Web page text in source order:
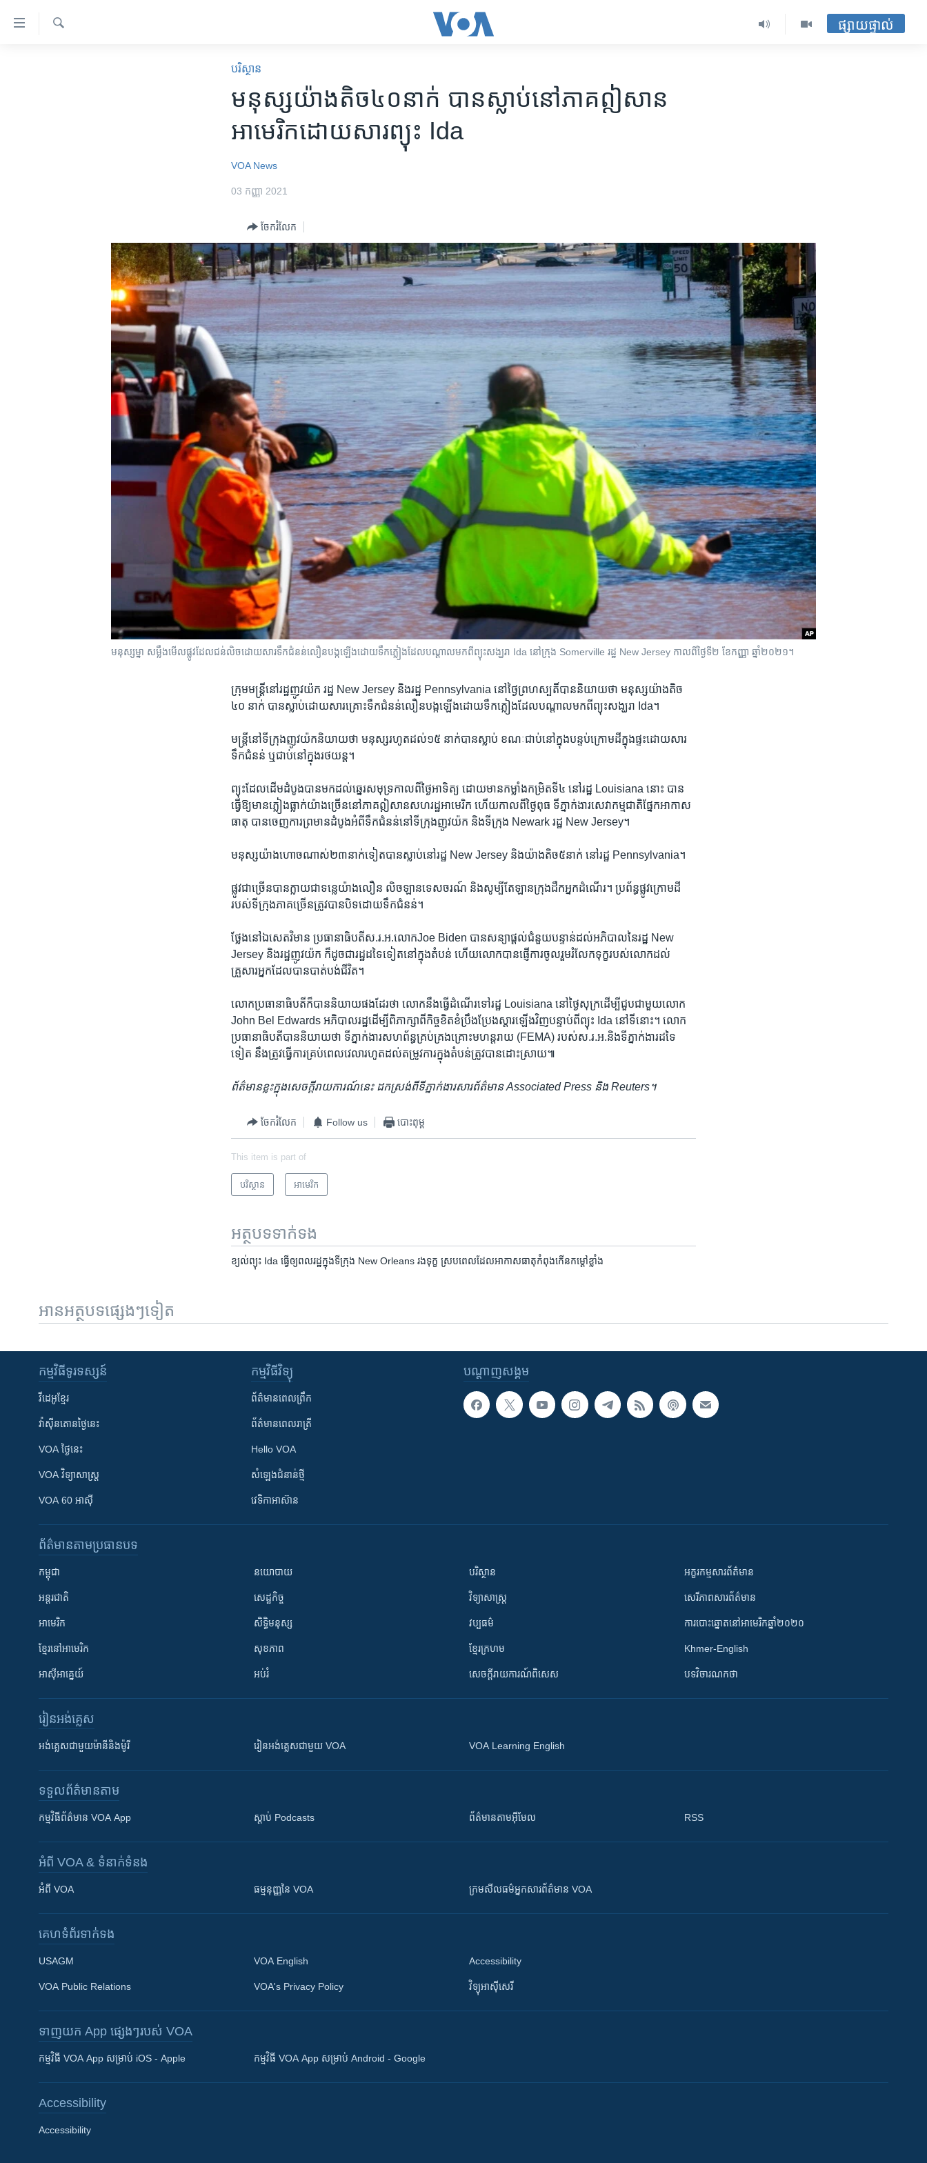
ទៅ​
Khmer English
ភាសា
ផ្សាយផ្ទាល់
បរិស្ថាន
មនុស្ស​យ៉ាងតិច​៤០​នាក់ បាន​ស្លាប់​នៅ​ភាគឦសាន​
អាមេរិក​ដោយសារ​ព្យុះ Ida
VOA News
03 កញ្ញា 2021
ចែករំលែក
មនុស្សម្នា សម្លឹង​មើល​ផ្លូវ​ដែល​ជន់លិច​ដោយសារ​ទឹក​ជំនន់​លឿន​បង្ក​ឡើង​ដោយ​ទឹកភ្លៀង​ដែល​បណ្តាល​មក​ពី​ព្យុះ​សង្ឃរា​ Ida នៅ​ក្រុង Somerville រដ្ឋ New Jersey កាលពី​ថ្ងៃទី២ ខែកញ្ញា ឆ្នាំ២០២១។
ក្រុម​មន្រ្តី​នៅ​រដ្ឋ​ញូវយ៉ក​ រដ្ឋ​ New Jersey ​និងរដ្ឋ Pennsylvania ​នៅ​ថ្ងៃ​ព្រហស្បតិ៍​បាន​និយាយ​ថា​ មនុស្ស​យ៉ាង​តិច​
៤០​ នាក់ ​បាន​ស្លាប់​ដោយសារ​គ្រោះ​ទឹក​ជំនន់​លឿន​បង្ក​ឡើង​ដោយ​ទឹកភ្លៀង​ដែល​បណ្តាល​មកពីព្យុះ​សង្ឃរា​ Ida។
មន្រ្តី​នៅ​ទីក្រុង​ញូវយ៉ក​និយាយ​ថា​ មនុស្ស​រហូតដល់​១៥​ នាក់​បាន​ស្លាប់​ ខណៈ​ជាប់​នៅ​ក្នុង​បន្ទប់​ក្រោមដី​ក្នុង​ផ្ទះ​ដោយសារ​
ទឹក​ជំនន់ ​ឬ​ជាប់​នៅក្នុង​រថយន្ត។
ព្យុះ​ដែល​ដើម​ដំបូង​បាន​មក​ដល់​ឆ្នេរ​សមុទ្រ​កាលពី​ថ្ងៃ​អាទិត្យ​ ដោយមាន​កម្លាំង​កម្រិត​ទី​៤​ នៅ​រដ្ឋ​ Louisiana ​នោះ​ បាន​
ធ្វើឱ្យ​មាន​ភ្លៀង​ធ្លាក់​យ៉ាង​ច្រើន​នៅភាគ​ឦសាន​សហ​រដ្ឋ​អាមេរិក​ ហើយ​កាលពី​ថ្ងៃ​ពុធ​ ទីភ្នាក់ងារ​សេវាកម្ម​ជាតិ​ផ្នែក​អាកាស​
ធាតុ​ បាន​ចេញ​ការព្រមាន​ដំបូង​អំពី​ទឹក​ជំនន់នៅ​ទីក្រុង​ញូវយ៉ក ​និង​ទីក្រុង​ Newark ​រដ្ឋ ​New Jersey។​
មនុស្ស​យ៉ាងហោច​ណាស់​២៣​នាក់ទៀត​បាន​ស្លាប់​នៅ​រដ្ឋ​ New Jersey ​និង​យ៉ាងតិច​៥​នាក់​ នៅ​រដ្ឋ​ Pennsylvania។​
ផ្លូវ​ជាច្រើន​បាន​ក្លាយ​ជា​ទន្លេ​យ៉ាងលឿន​ លិច​ឡាន​ទេសចរណ៍ ​និង​សូម្បី​តែ​ឡាន​ក្រុង​ដឹក​អ្នក​ដំណើរ។​ ប្រព័ន្ធ​ផ្លូវក្រោម​ដី​
របស់​ទីក្រុង​ភាគច្រើន​ត្រូវ​បាន​បិទ​ដោយ​ទឹកជំនន់។
ថ្លែង​នៅ​ឯ​សេតវិមាន​ ប្រធានាធិបតី​ស.រ.អ.​លោក​Joe Biden​ បាន​សន្យា​ផ្តល់​ជំនួយ​បន្ទាន់​ដល់​អភិបាល​នៃ​រដ្ឋ​ New
Jersey និង​រដ្ឋ​ញូវយ៉ក​ ក៏ដូច​ជា​រដ្ឋ​ដទៃ​ទៀត​នៅក្នុង​តំបន់​ ហើយលោក​បាន​ផ្ញើការ​ចូល​រួម​រំលែក​ទុក្ខ​របស់លោក​ដល់​
គ្រួសារ​អ្នក​ដែល​បាន​បាត់​បង់​ជីវិត។​
លោក​ប្រធានាធិបតី​ក៏​បាន​និយាយ​ផង​ដែរ​ថា​ លោក​នឹង​ធ្វើ​ដំណើរ​ទៅ​រដ្ឋ ​Louisiana ​នៅ​ថ្ងៃសុក្រ​ដើម្បី​ជួប​ជាមួយ​លោក​
John Bel Edwards អភិបាល​រដ្ឋ​ដើម្បី​ពិភាក្សា​ពី​កិច្ច​ខិតខំ​ប្រឹងប្រែង​ស្តារ​ឡើង​វិញ​បន្ទាប់​ពី​ព្យុះ​ Ida ​នៅ​ទីនោះ។​ លោក​
ប្រធានាធិបតី​បាន​និយាយ​ថា​ ទីភ្នាក់ងារ​សហព័ន្ធ​គ្រប់គ្រង​គ្រោះ​មហន្តរាយ ​(FEMA)​ របស់​ស.រ.អ.​និង​ទីភ្នាក់ងារ​ដទៃ​
ទៀត​ នឹង​ត្រូវ​ធ្វើការ​គ្រប់​ពេល​វេលា​រហូត​ដល់​តម្រូវការ​ក្នុង​តំបន់​ត្រូវ​បាន​ដោះស្រាយ៕​
ព័ត៌មានខ្លះ​ក្នុង​សេចក្តី​រាយ​ការណ៍​នេះ​ ដក​ស្រង់​ពី​ទីភ្នាក់ងារ​សារ​ព័ត៌មាន Associated Press និង Reuters។
ចែករំលែក Follow us បោះពុម្ព
This item is part of
បរិស្ថាន អាមេរិក​
អត្ថបទ​ទាក់ទង
ខ្យល់ព្យុះ Ida ធ្វើឲ្យ​ពលរដ្ឋ​ក្នុង​ទីក្រុង New Orleans រងទុក្ខ ស្រប​ពេល​ដែល​អាកាសធាតុ​កំពុង​កើន​កម្តៅ​ខ្លាំង
អានអត្ថបទផ្សេងៗទៀត
បណ្តាញ​សង្គម
កម្មវិធី​ទូរទស្សន៍
វីដេអូ​ខ្មែរ
វ៉ាស៊ីនតោន​ថ្ងៃ​នេះ
VOA ថ្ងៃនេះ
VOA ​វិទ្យាសាស្ត្រ
VOA 60 អាស៊ី
កម្មវិធី​វិទ្យុ
ព័ត៌មាន​ពេល​ព្រឹក
ព័ត៌មាន​​ពេល​រាត្រី
Hello VOA
សំឡេង​ជំនាន់​ថ្មី
វេទិកា​អាស៊ាន
ព័ត៌មាន​តាមប្រធានបទ​
កម្ពុជា
អន្តរជាតិ
អាមេរិក
ខ្មែរ​នៅអាមេរិក
អាស៊ីអាគ្នេយ៍
នយោបាយ
សេដ្ឋកិច្ច
សិទ្ធិមនុស្ស
សុខភាព
អប់រំ
បរិស្ថាន
វិទ្យាសាស្រ្ត
វប្បធម៌
ខ្មែរក្រហម
សេចក្តីរាយការណ៍ពិសេស
អក្ខរកម្មសារព័ត៌មាន
សេរីភាពសារព័ត៌មាន
ការបោះឆ្នោតនៅអាមេរិកឆ្នាំ២០២០
Khmer-English
បទវិចារណកថា
រៀន​​អង់គ្លេស
អង់គ្លេស​ជាមួយ​ម៉ានី​និង​ម៉ូរី រៀន​​​​​​អង់គ្លេស​​ជាមួយ VOA VOA Learning English
ទទួល​ព័ត៌មាន​តាម
កម្មវិធី​ព័ត៌មាន VOA App ស្តាប់ Podcasts ព័ត៌មាន​តាម​អ៊ីមែល RSS
អំពី​ VOA & ទំនាក់ទំនង
អំពី​ VOA ធម្មនុញ្ញ​នៃ VOA ក្រម​​​សីលធម៌​​​អ្នក​​​សារព័ត៌មាន VOA
គេហទំព័រ​​ទាក់ទង
USAGM
VOA Public Relations
VOA English
VOA's Privacy Policy
Accessibility
វិទ្យុ​អាស៊ី​សេរី
ទាញយក​ App ផ្សេងៗ​របស់​ VOA
កម្មវិធី​ VOA App សម្រាប់ iOS - Apple កម្មវិធី​ VOA App សម្រាប់ Android - Google
Accessibility
Accessibility